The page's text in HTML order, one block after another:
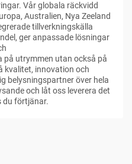
Vår globala räckvidd
Australien, Nya Zeeland
tillverkningskälla
ger anpassade lösningar
på utrymmen utan också på
kvalitet, innovation och
belysningspartner över hela
och låt oss leverera det
du förtjänar.